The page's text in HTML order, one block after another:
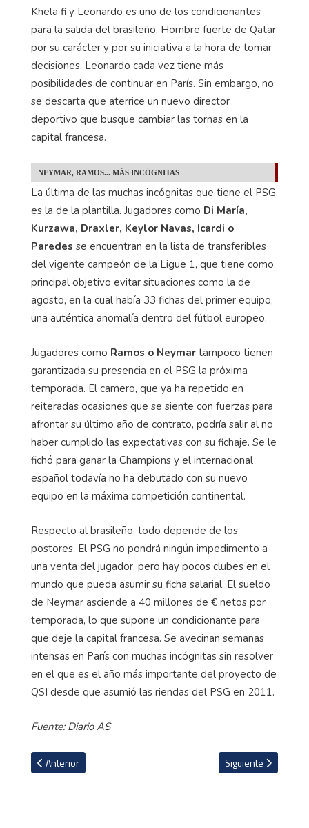
meses, entre ellos Paratici, para darle el relevo.
Sin embargo, la gran relación que guardan Al
Khelaïfi y Leonardo es uno de los condicionantes
para la salida del brasileño. Hombre fuerte de Qatar
por su carácter y por su iniciativa a la hora de tomar
decisiones, Leonardo cada vez tiene más
posibilidades de continuar en París. Sin embargo, no
deportivo que busque cambiar las tornas en la
capital francesa.
NEYMAR, RAMOS... MÁS INCÓGNITAS
La última de las muchas incógnitas que tiene el PSG
es la de la plantilla. Jugadores comoDi María,
Kurzawa, Draxler, Keylor Navas, Icardi o
Paredesse encuentran en la lista de transferibles
del vigente campeón de la Ligue 1, que tiene como
agosto, en la cual había 33 fichas del primer equipo,
una auténtica anomalía dentro del fútbol europeo.
Jugadores comoRamos o Neymar tampoco tienen
garantizada su presencia en el PSG la próxima
temporada. El camero, que ya ha repetido en
reiteradas ocasiones que se siente con fuerzas para
afrontar su último año de contrato, podría salir al no
haber cumplido las expectativas con su fichaje. Se le
español todavía no ha debutado con su nuevo
equipo en la máxima competición continental.
Respecto al brasileño, todo depende de los
postores. El PSG no pondrá ningún impedimento a
una venta del jugador, pero hay pocos clubes en el
mundo que pueda asumir su ficha salarial. El sueldo
de Neymar asciende a 40 millones de € netos por
temporada, lo que supone un condicionante para
que deje la capital francesa. Se avecinan semanas
en el que es el año más importante del proyecto de
QSI desde que asumió las riendas del PSG en 2011.